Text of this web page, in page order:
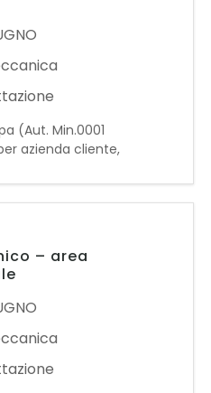
(Aut. Min.0001
azienda cliente,
e
speciali per
la robotica,
Junior, una
e motivata a
giovane e
– area